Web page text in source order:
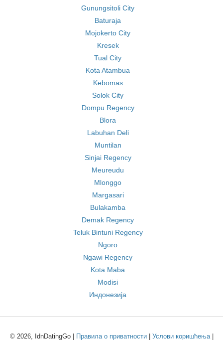
Gunungsitoli City
Baturaja
Mojokerto City
Kresek
Tual City
Kota Atambua
Kebomas
Solok City
Dompu Regency
Blora
Labuhan Deli
Muntilan
Sinjai Regency
Meureudu
Mlonggo
Margasari
Bulakamba
Demak Regency
Teluk Bintuni Regency
Ngoro
Ngawi Regency
Kota Maba
Modisi
Индонезија
© 2026, IdnDatingGo | Правила о приватности| Услови коришћења|